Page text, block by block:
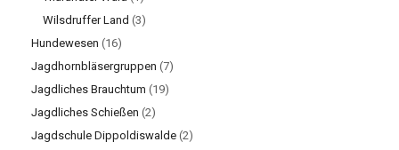
Wilsdruffer Land (3)
Hundewesen (16)
Jagdhornbläsergruppen (7)
Jagdliches Brauchtum (19)
Jagdliches Schießen (2)
Jagdschule Dippoldiswalde (2)